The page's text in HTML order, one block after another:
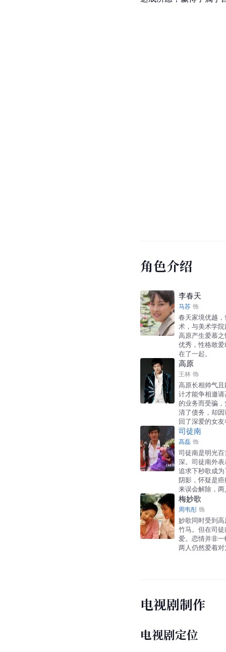
角色介绍
李春天
马苏 饰
春天家境优越
术，与美术学
高原产生爱慕
优秀，性格敢
在了一起。
高原
王林 饰
高原长相帅气
计才能争相邀
的业务而受骗
清了债务，却
回了深爱的女
司徒南
高磊 饰
司徒南是明光
深。司徒南外
追求下秒歌成
阴影，怀疑是
来误会解除，
梅妙歌
周韦彤 饰
妙歌同时受到
竹马。但在司
爱。恋情并非
两人仍然爱着
电视剧制作
电视剧定位